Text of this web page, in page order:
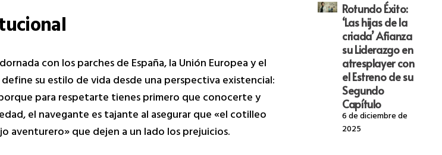
con los parches de España, la Unión Europea y el
su estilo de vida desde una perspectiva existencial:
para respetarte tienes primero que conocerte y
el navegante es tajante al asegurar que «el cotilleo
aventurero» que dejen a un lado los prejuicios.
Rotundo Éxito:
‘Las hijas de la
criada’ Afianza
su Liderazgo en
atresplayer con
el Estreno de su
Segundo
Capítulo
6 de diciembre de
2025